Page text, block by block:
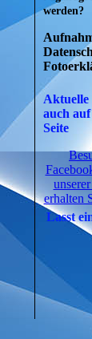
werden?
Aktuelle
auch
Seite
erhalten
Lasst